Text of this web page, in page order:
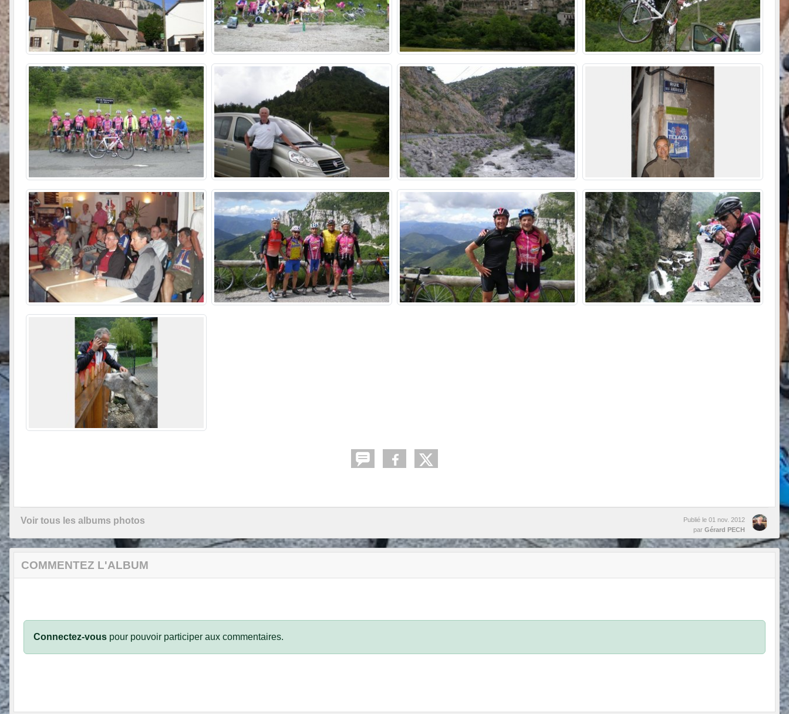
Voir tous les albums photos Publié le 01 nov. 2012
par Gérard PECH
COMMENTEZ L'ALBUM
Connectez-vous pour pouvoir participer aux commentaires.